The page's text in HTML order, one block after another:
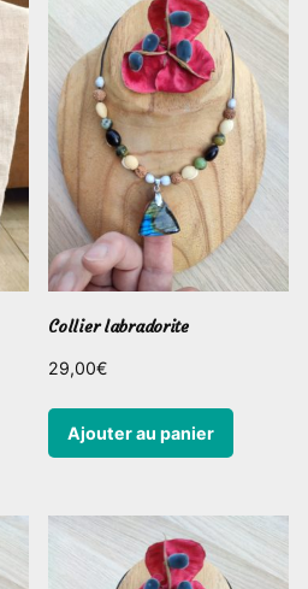
Collier labradorite
29,00€
Ajouter au panier